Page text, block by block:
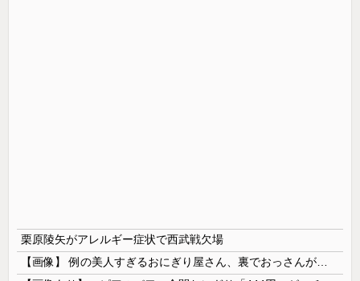
栗原陵矢がアレルギー症状で西武戦欠場